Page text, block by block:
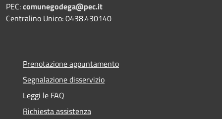
PEC:comunegodega@pec.it
Centralino Unico: 0438.430140
Prenotazione appuntamento
Segnalazione disservizio
Leggi le FAQ
Richiesta assistenza